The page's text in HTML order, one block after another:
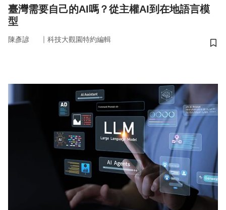
臺灣需要自己的AI嗎？從主權AI到在地語言模
型
陳彥諺 ｜ 科技大觀園特約編輯
儲